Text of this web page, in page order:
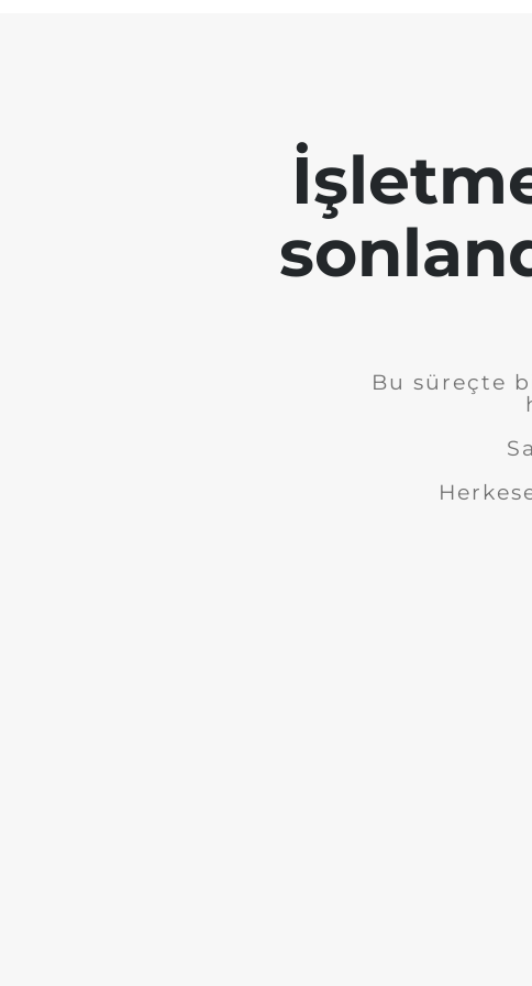
Bu süreçte